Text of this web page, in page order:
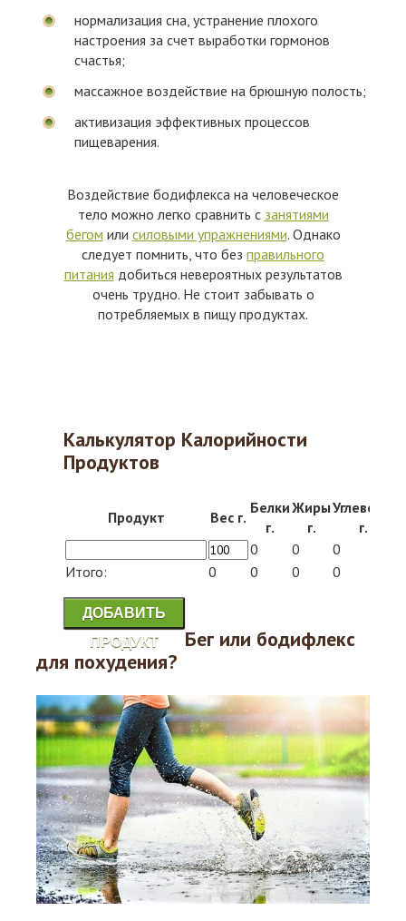
нормализация сна, устранение плохого
настроения за счет выработки гормонов
счастья;
массажное воздействие на брюшную полость;
активизация эффективных процессов
пищеварения.
Воздействие бодифлекса на человеческое
тело можно легко сравнить с занятиями
бегом или силовыми упражнениями. Однако
следует помнить, что без правильного
питания добиться невероятных результатов
очень трудно. Не стоит забывать о
потребляемых в пищу продуктах.
Калькулятор Калорийности
Продуктов
Продукт Вес г.
Белки
г.
Жиры
г.
Углеводы
г.
0
0 0
Итого:
0 0 0 0
ДОБАВИТЬ
ПРОДУКТ
Бег или бодифлекс
для похудения?